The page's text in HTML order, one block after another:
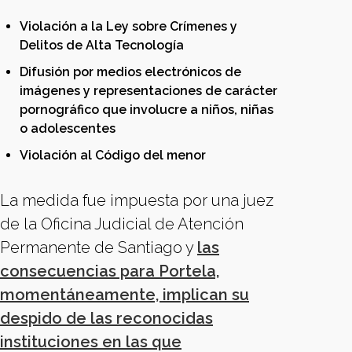
Violación a la Ley sobre Crímenes y
Delitos de Alta Tecnología
Difusión por medios electrónicos de
imágenes y representaciones de carácter
pornográfico que involucre a niños, niñas
o adolescentes
Violación al Código del menor
La medida fue impuesta por una juez
de la Oficina Judicial de Atención
Permanente de Santiago y las
consecuencias para Portela,
momentáneamente, implican su
despido de las reconocidas
instituciones en las que